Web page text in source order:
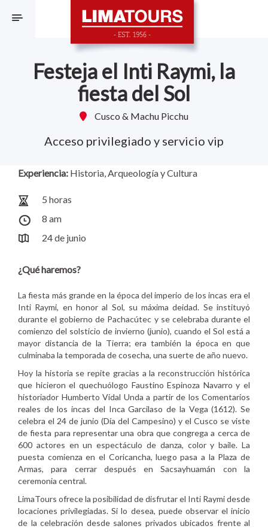
F
Festeja el Inti Raymi, la
fiesta del Sol
Cusco & Machu Picchu
Acceso privilegiado y servicio vip
Experiencia: Historia, Arqueología y Cultura
5 horas
8 am
24 de junio
¿Qué haremos?
La fiesta más grande en la época del imperio de los incas era el
Inti Raymi, en honor al Sol, su máxima deidad. Se instituyó
durante el gobierno de Pachacútec y se celebraba durante el
comienzo del solsticio de invierno (junio), cuando el Sol está a
mayor distancia de la Tierra; era también la época en que
culminaba la temporada de cosecha, una suerte de año nuevo.
Hoy la historia se repite gracias a la reconstrucción histórica
que hicieron el quechuólogo Faustino Espinoza Navarro y el
historiador Humberto Vidal Unda a partir de los Comentarios
reales de los incas del Inca Garcilaso de la Vega (1612). Se
celebra el 24 de junio (Día del Campesino) y el Cusco se viste
de fiesta para representar una obra que congrega a cerca de
600 actores en un espectáculo de danza, color y baile. La
puesta comienza en el Coricancha, luego pasa a la Plaza de
Armas, para cerrar después en Sacsayhuamán con la
ceremonia central.
LimaTours ofrece la posibilidad de disfrutar el Inti Raymi desde
locaciones privilegiadas. Si lo desea, puede observar el inicio
de la celebración desde salones privados ubicados frente al